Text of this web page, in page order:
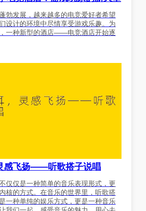
勃发展，越来越多的电竞爱好者希望
设计的环境中尽情享受游戏乐趣。为
一种新型的酒店——电竞酒店开始逐
感飞扬——听歌搭子说唱
仅仅是一种简单的音乐表现形式，更
核的方式。在音乐的世界里，听歌搭
一种单纯的娱乐方式，更是一种音乐